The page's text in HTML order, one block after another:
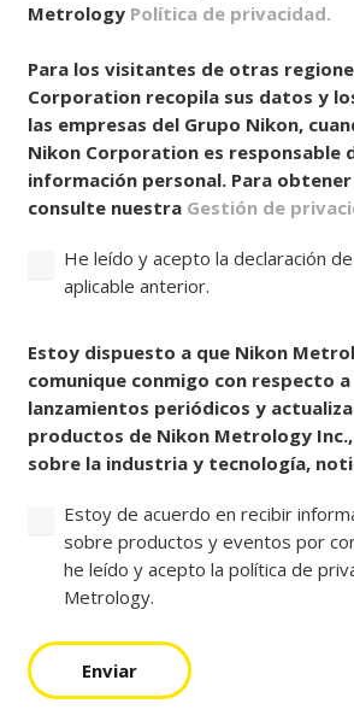
Metrology Política de privacidad.
Para los visitantes de otras
Corporation recopila sus datos y
las empresas del Grupo Nikon,
Nikon Corporation es responsable
información personal. Para
consulte nuestra Gestión de
He leído y acepto la declaración
aplicable anterior.
Estoy dispuesto a que Nikon
comunique conmigo con respecto
lanzamientos periódicos y
productos de Nikon Metrology
sobre la industria y tecnología,
Estoy de acuerdo en recibir
sobre productos y eventos por
he leído y acepto la política de
Metrology.
Enviar